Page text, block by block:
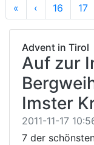
« Anfang
‹ Vorherige
16 17
Advent in Tirol
Auf zur
Imster
2011-11-17
7 der